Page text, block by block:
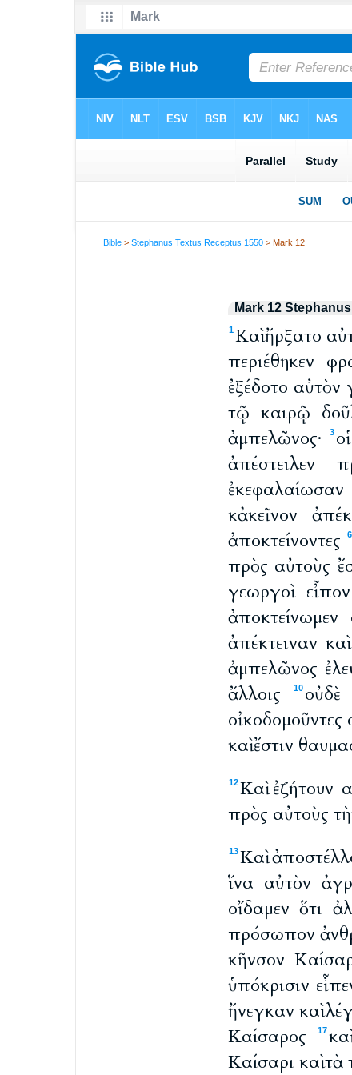
Bible >Stephanus Textus Receptus 1550 > Mark 12
Mark 12
1 Καὶ ἤρξατο
περιέθηκεν
ἐξέδοτο αὐτὸν
τῷ καιρῷ
ἀμπελῶνος·
3
ἀπέστειλεν
ἐκεφαλαίωσαν
κἀκεῖνον
ἀποκτείνοντες
6
πρὸς αὐτοὺς
γεωργοὶ
ἀπέκτειναν
ἀμπελῶνος
ἄλλοις
10
οἰκοδομοῦντες
καὶ ἔστιν
12 Καὶ ἐζήτουν
πρὸς αὐτοὺς
13 Καὶ
ἵνα αὐτὸν
οἴδαμεν ὅτι
πρόσωπον
κῆνσον
ὑπόκρισιν
ἤνεγκαν καὶ
Καίσαρος
17
Καίσαρι καὶ